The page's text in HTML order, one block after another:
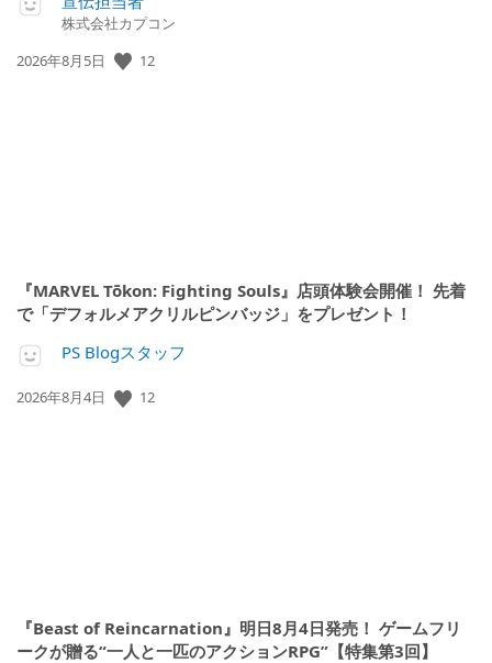
株式会社カプコン
公
2026年8月5日 12
『MARVEL Tōkon: Fighting Souls』店頭体験会開催！ 先着
で「デフォルメアクリルピンバッジ」をプレゼント！
PS Blogスタッフ
公
2026年8月4日 12
『Beast of Reincarnation』明日8月4日発売！ ゲームフリ
ークが贈る“一人と一匹のアクションRPG”【特集第3回】